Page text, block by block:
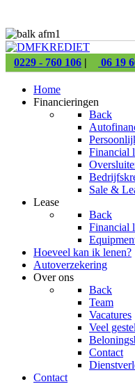
0229 - 760 106 | 06 19
Home
Financieringen
Back
Financial
Sale &
Lease
Back
Financial
Hoeveel kan ik lenen?
Autoverzekering
Over ons
Back
Team
Vacatures
Veel
Contact
Contact